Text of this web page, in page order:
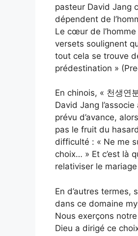
pasteur David Jang
dépendent de
Le cœur de l’homme
versets soulignent
tout cela se trouve
prédestination »
En chinois, « 천생연
David Jang
prévu d’avance,
pas le fruit du
difficulté : « Ne me
choix… » Et c’est là
relativiser le
En d’autres termes,
dans ce domaine
Nous exerçons
Dieu a dirigé ce